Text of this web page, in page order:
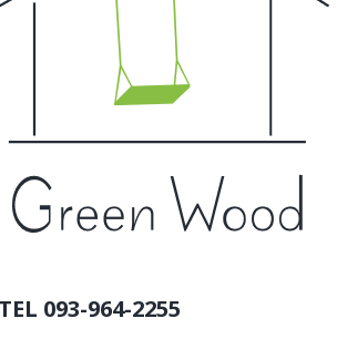
TEL 093-964-2255